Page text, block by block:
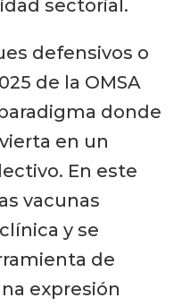
sectorial.
defensivos o
de la OMSA
donde
en un
En este
vacunas
y se
de
expresión